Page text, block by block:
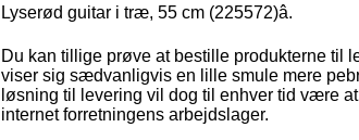
Lyserød guitar i træ, 55 cm (225572)â.
Du kan tillige prøve at bestille produkterne til
viser sig sædvanligvis en lille smule mere
løsning til levering vil dog til enhver tid være
internet forretningens arbejdslager.